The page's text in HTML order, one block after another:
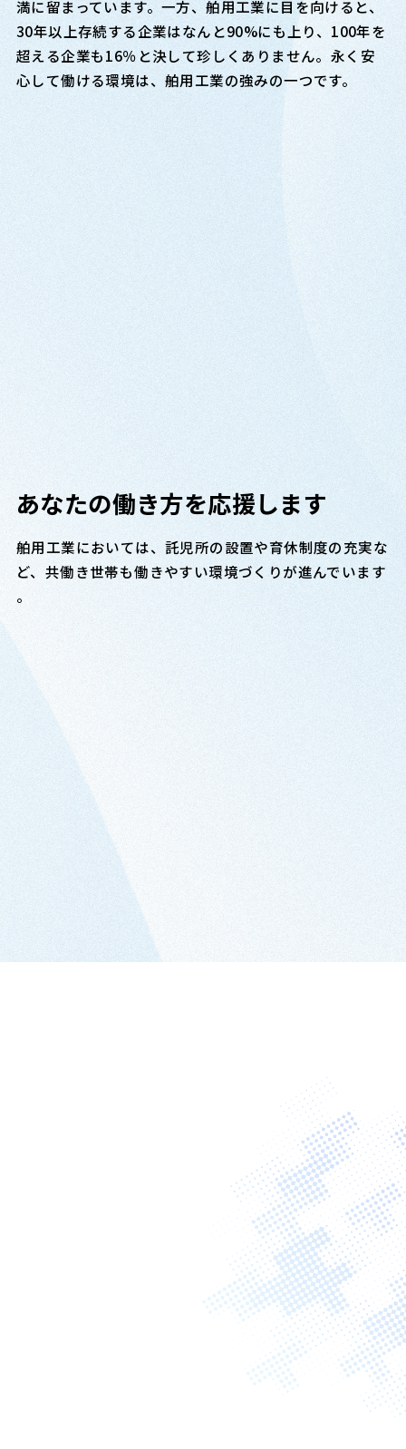
満に留まっています。一方、舶用工業に目を向けると、
30年以上存続する企業はなんと90%にも上り、100年を
超える企業も16％と決して珍しくありません。永く安
心して働ける環境は、舶用工業の強みの一つです。
あなたの働き方を応援します
舶用工業においては、託児所の設置や育休制度の充実な
ど、共働き世帯も働きやすい環境づくりが進んでいます
。